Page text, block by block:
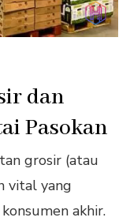
dan
Pasokan
grosir (atau
vital yang
akhir.